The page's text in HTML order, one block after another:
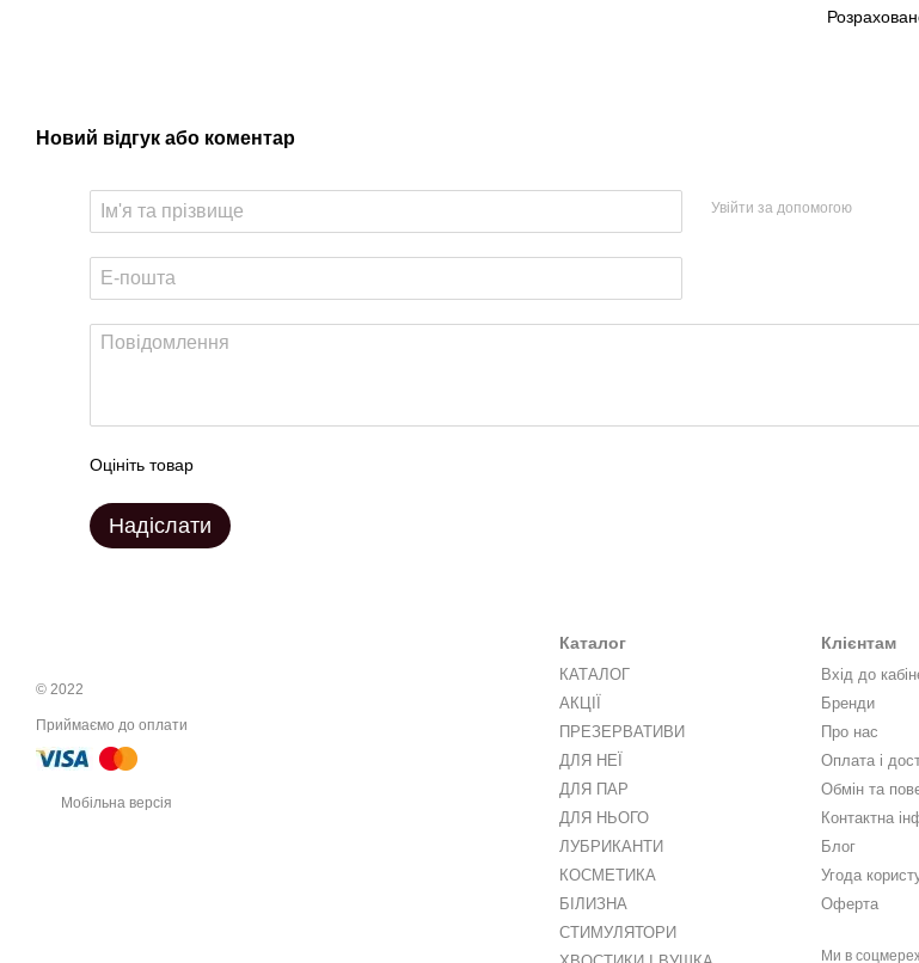
Новий відгук або коментар
Увійти за допомогою
Оцініть товар
Надіслати
© 2022
Приймаємо до оплати
Мобільна версія
Каталог
КАТАЛОГ
АКЦІЇ
ПРЕЗЕРВАТИВИ
ДЛЯ НЕЇ
ДЛЯ ПАР
ДЛЯ НЬОГО
ЛУБРИКАНТИ
КОСМЕТИКА
БІЛИЗНА
СТИМУЛЯТОРИ
Клієнтам
Вхід до
Бренди
Про нас
Оплата і
Обмін та
Контактна
Блог
Угода
Оферта
Ми в